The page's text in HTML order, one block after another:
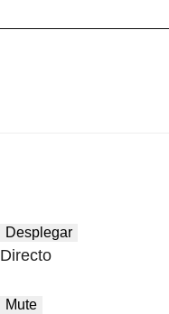
Desplegar
Directo
Mute